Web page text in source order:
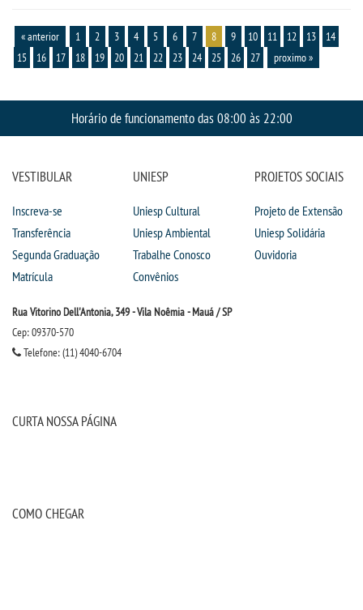
« anterior 1 2 3 4 5 6 7 8 9 10 11 12 13
14
15
16 17 18 19 20 21 22 23 24 25 26 27 proximo »
Horário de funcionamento das 08:00 às 22:00
VESTIBULAR
Inscreva-se
Transferência
Segunda Graduação
Matrícula
UNIESP
Uniesp Cultural
Uniesp Ambiental
Trabalhe Conosco
Convênios
PROJETOS SOCIAIS
Projeto de Extensão
Uniesp Solidária
Ouvidoria
Rua Vitorino Dell'Antonia, 349 - Vila Noêmia - Mauá / SP
Cep: 09370-570
Telefone: (11) 4040-6704
CURTA NOSSA PÁGINA
COMO CHEGAR